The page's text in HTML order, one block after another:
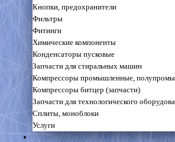
Кнопки, предохранители
Фильтры
Фитинги
Химические компоненты
Конденсаторы пусковые
Запчасти для стиральных машин
Компрессоры промышленные,
Компрессоры битцер (запчасти)
Запчасти для технологического
Сплиты, моноблоки
Услуги